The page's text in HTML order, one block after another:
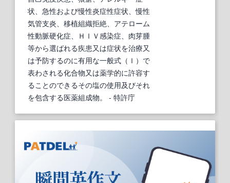
状、急性および慢性炎症性症状、慢性
気管支炎、移植組織拒絶、アテローム
性動脈硬化症、ＨＩＶ感染症、肉芽腫
等から選ばれる疾患又は症状を治療又
は予防するのに有用な一般式（Ｉ）で
表わされる化合物又は薬学的に許容す
ることのできるその塩の使用及びそれ
を包含する医薬組成物。
- 特許庁